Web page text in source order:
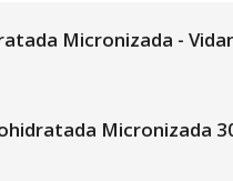
Micronizada -
Micronizada